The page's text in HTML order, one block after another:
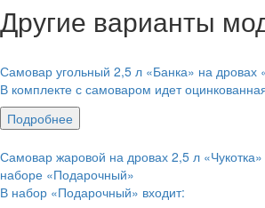
Другие варианты
Самовар угольный 2,5 л «Банка» на дровах
В комплекте с самоваром идет
Подробнее
Самовар жаровой на дровах 2,5 л
наборе «Подарочный»
В набор «Подарочный» входит: